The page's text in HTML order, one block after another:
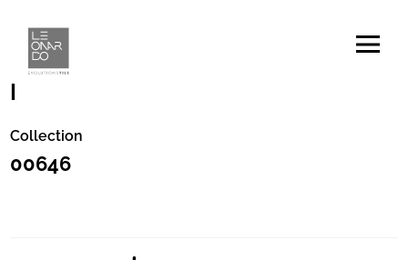
Codice
|
Collection
00646